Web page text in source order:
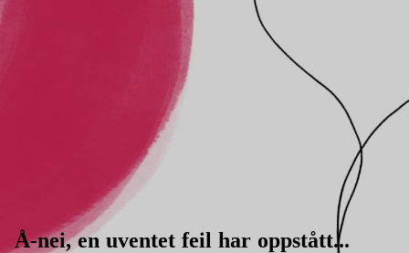
Å-nei, en uventet feil har oppstått...